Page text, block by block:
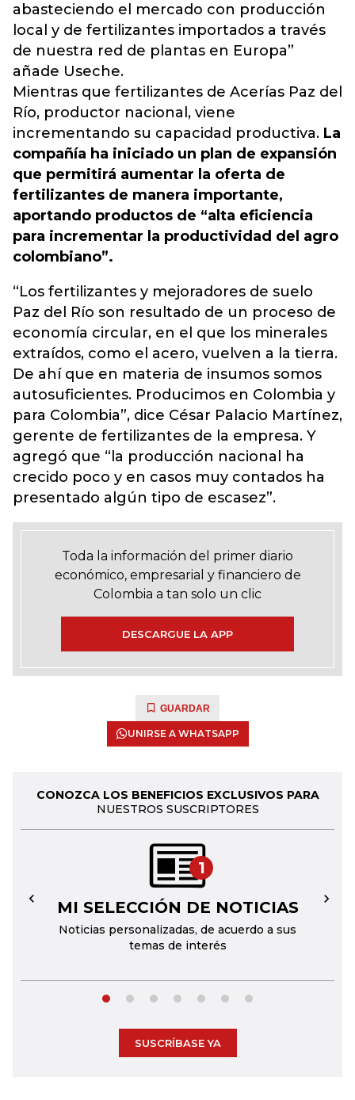
abasteciendo el mercado con producción
local y de fertilizantes importados a través
de nuestra red de plantas en Europa”
añade Useche.
Mientras que fertilizantes de Acerías Paz del
Río, productor nacional, viene
incrementando su capacidad productiva. La
compañía ha iniciado un plan de expansión
que permitirá aumentar la oferta de
fertilizantes de manera importante,
aportando productos de “alta eficiencia
para incrementar la productividad del agro
colombiano”.
“Los fertilizantes y mejoradores de suelo
Paz del Río son resultado de un proceso de
economía circular, en el que los minerales
extraídos, como el acero, vuelven a la tierra.
De ahí que en materia de insumos somos
autosuficientes. Producimos en Colombia y
para Colombia”, dice César Palacio Martínez,
gerente de fertilizantes de la empresa. Y
agregó que “la producción nacional ha
crecido poco y en casos muy contados ha
presentado algún tipo de escasez”.
Toda la información del primer diario
económico, empresarial y financiero de
Colombia a tan solo un clic
DESCARGUE LA APP
GUARDAR
UNIRSE A WHATSAPP
CONOZCA LOS BENEFICIOS EXCLUSIVOS PARA
NUESTROS SUSCRIPTORES
1
MI SELECCIÓN DE NOTICIAS
Noticias personalizadas, de acuerdo a sus
temas de interés
← →
SUSCRÍBASE YA